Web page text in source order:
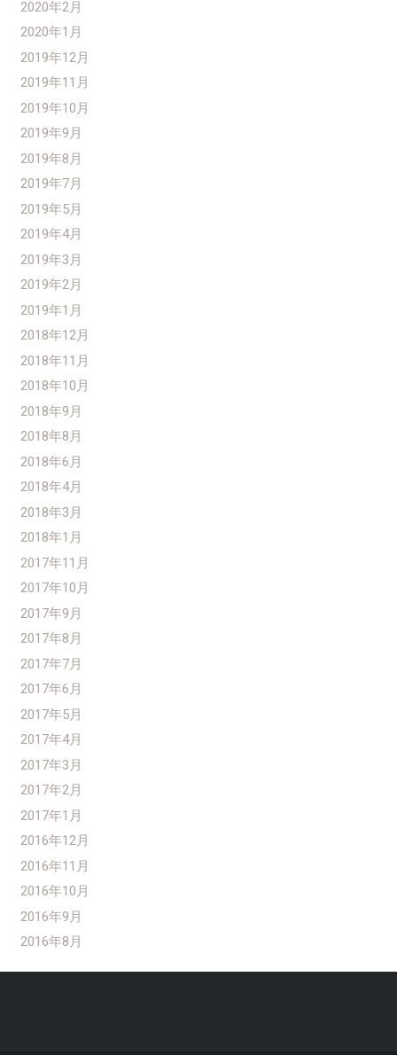
2020年2月
2020年1月
2019年12月
2019年11月
2019年10月
2019年9月
2019年8月
2019年7月
2019年5月
2019年4月
2019年3月
2019年2月
2019年1月
2018年12月
2018年11月
2018年10月
2018年9月
2018年8月
2018年6月
2018年4月
2018年3月
2018年1月
2017年11月
2017年10月
2017年9月
2017年8月
2017年7月
2017年6月
2017年5月
2017年4月
2017年3月
2017年2月
2017年1月
2016年12月
2016年11月
2016年10月
2016年9月
2016年8月